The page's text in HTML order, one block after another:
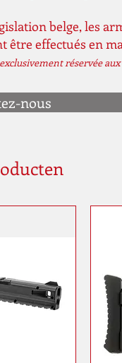
belge, les
être effectués en
réservée
nous